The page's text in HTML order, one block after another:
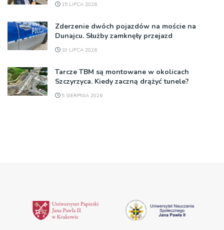
15 LIPCA 2026
Zderzenie dwóch pojazdów na moście na
Dunajcu. Służby zamknęły przejazd
10 LIPCA 2026
Tarcze TBM są montowane w okolicach
Szczyrzyca. Kiedy zaczną drążyć tunele?
5 SIERPNIA 2026